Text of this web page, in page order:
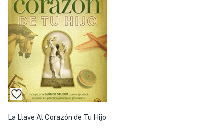
La Llave Al Corazón de Tu Hijo